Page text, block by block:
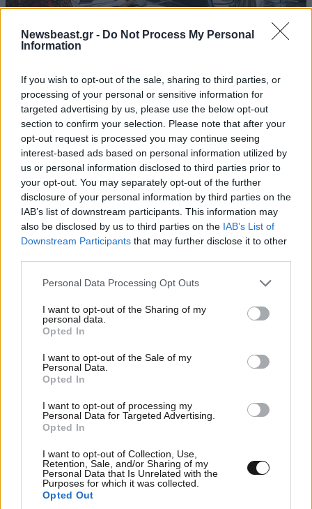
Newsbeast.gr - Do Not Process My Personal
Information
If you wish to opt-out of the sale, sharing to third parties, or
processing of your personal or sensitive information for
targeted advertising by us, please use the below opt-out
section to confirm your selection. Please note that after your
opt-out request is processed you may continue seeing
interest-based ads based on personal information utilized by
us or personal information disclosed to third parties prior to
your opt-out. You may separately opt-out of the further
disclosure of your personal information by third parties on the
IAB’s list of downstream participants. This information may
also be disclosed by us to third parties on the IAB’s List of
Downstream Participants that may further disclose it to other
Please note that this website/app uses one or more Google
not limited to your visit or usage behaviour. You may click to
grant or deny consent to Google and its third-party tags to
use your data for below specified purposes in below Google
consent section.
Personal Data Processing Opt Outs
I want to opt-out of the Sharing of my
personal data.
Opted In
I want to opt-out of the Sale of my
Personal Data.
Opted In
I want to opt-out of processing my
Personal Data for Targeted Advertising.
Opted In
I want to opt-out of Collection, Use,
Retention, Sale, and/or Sharing of my
Personal Data that Is Unrelated with the
Purposes for which it was collected.
Opted Out
ΟΙΚΟΝΟΜΙΑ08·08·2026 13:03
Ποιοι φορολογούμενοι θα λάβουν email ή
τηλεφώνημα από την ΑΑΔΕ για φορολογικές
εκκρεμότητες